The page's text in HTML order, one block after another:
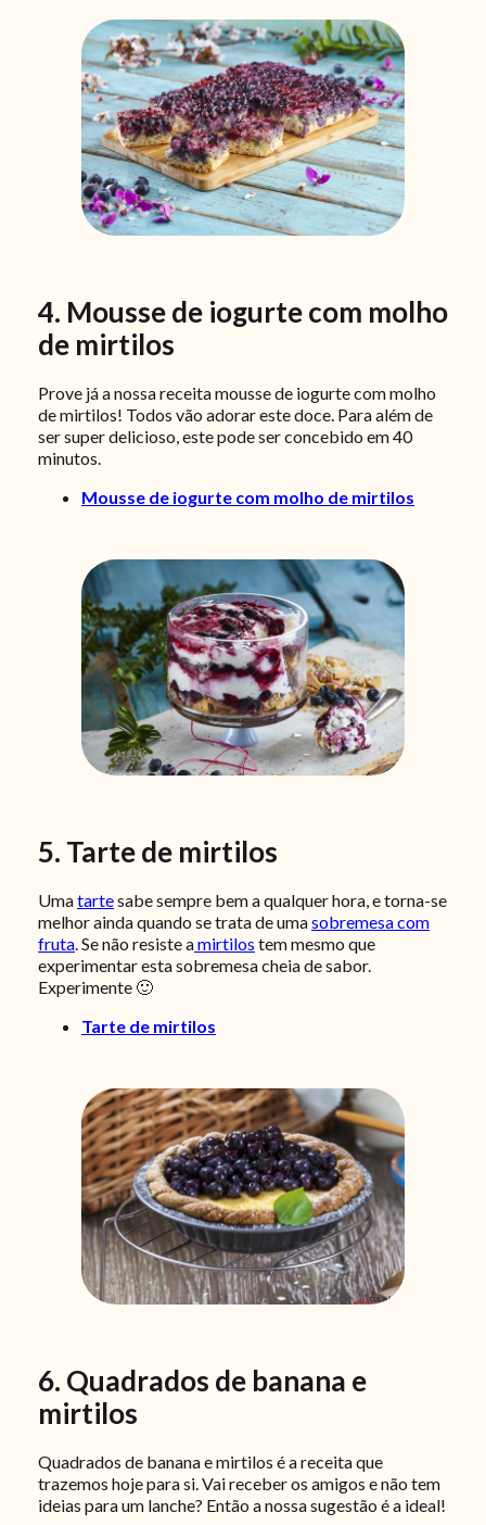
4. Mousse de iogurte com molho
de mirtilos
Prove já a nossa receita mousse de iogurte com molho
de mirtilos! Todos vão adorar este doce. Para além de
ser super delicioso, este pode ser concebido em 40
minutos.
Mousse de iogurte com molho de mirtilos
5. Tarte de mirtilos
Umatartesabe sempre bem a qualquer hora, e torna-se
melhor ainda quando se trata de umasobremesa com
fruta. Se não resiste amirtilos tem mesmo que
experimentar esta sobremesa cheia de sabor.
Experimente 🙂
Tarte de mirtilos
6. Quadrados de banana e
mirtilos
Quadrados de banana e mirtilos é a receita que
trazemos hoje para si. Vai receber os amigos e não tem
ideias para um lanche? Então a nossa sugestão é a ideal!